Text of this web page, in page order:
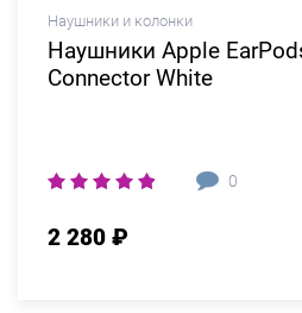
Наушники и колонки
Наушники Apple
Connector White
0
2 280 ₽